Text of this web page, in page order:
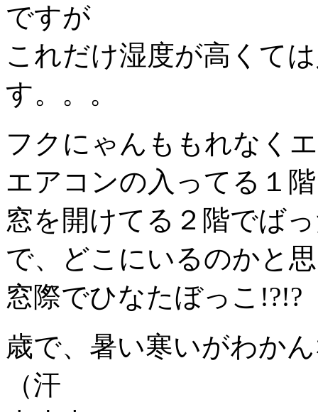
ですが
これだけ湿度が高くて
す。。。
フクにゃんももれなく
エアコンの入ってる１
窓を開けてる２階でば
で、どこにいるのかと
窓際でひなたぼっこ!?!?
歳で、暑い寒いがわか
（汗